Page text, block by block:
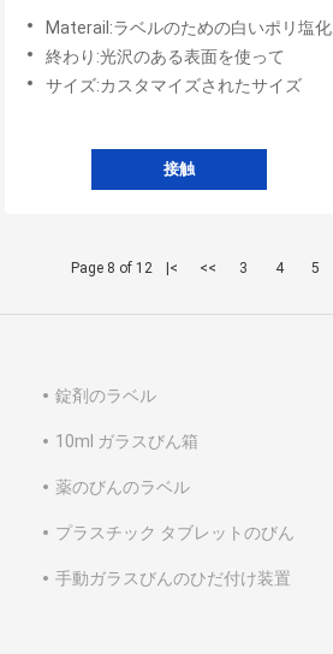
クス付き
Materail:ラベルのための白いポリ塩化ビニール、および箱のためのペーパー
終わり:光沢のある表面を使って
サイズ:カスタマイズされたサイズ
接触
Page 8 of 12 |< << 3 4 5
錠剤のラベル
10ml ガラスびん箱
薬のびんのラベル
プラスチック タブレットのびん
手動ガラスびんのひだ付け装置